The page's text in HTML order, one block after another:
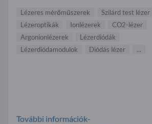
Lézeres mérőműszerek
Szilárd test lézer
Lézeroptikák
Ionlézerek
CO2-lézer
Argonionlézerek
Lézerdiódák
Lézerdiódamodulok
Diódás lézer ...
További információk-